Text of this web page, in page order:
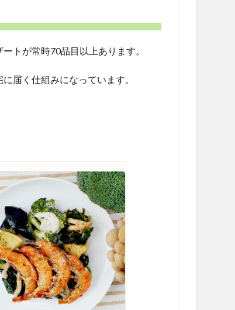
トが常時70品目以上あります。
届く仕組みになっています。